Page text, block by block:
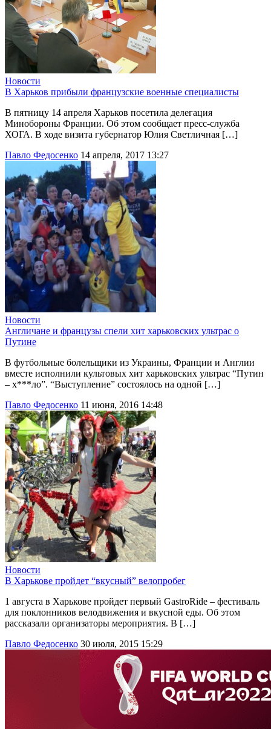
Новости
В Харьков прибыли французские военные специалисты
В пятницу 14 апреля Харьков посетила делегация
Минобороны Франции. Об этом сообщает пресс-служба
ХОГА. В ходе визита губернатор Юлия Светличная […]
Павло Федосенко 14 апреля, 2017 13:27
Новости
Англичане и французы спели хит харьковских ультрас о
Путине
В футбольные болельщики из Украины, Франции и Англии
вместе исполнили культовых хит харьковских ультрас “Путин
– х***ло”. “Выступление” состоялось на одной […]
Павло Федосенко 11 июня, 2016 14:48
Новости
В Харькове пройдет “вкусный” велопробег
1 августа в Харькове пройдет первый GastroRide – фестиваль
для поклонников велодвижения и вкусной еды. Об этом
рассказали организаторы мероприятия. В […]
Павло Федосенко 30 июля, 2015 15:29